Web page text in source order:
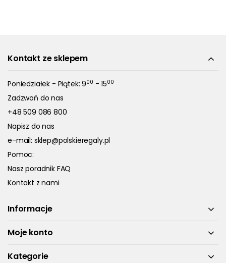
Kontakt ze sklepem
Poniedziałek - Piątek: 900 - 1500
Zadzwoń do nas
+48 509 086 800
Napisz do nas
e-mail: sklep@polskieregaly.pl
Pomoc:
Nasz poradnik FAQ
Kontakt z nami
Informacje
Moje konto
Kategorie